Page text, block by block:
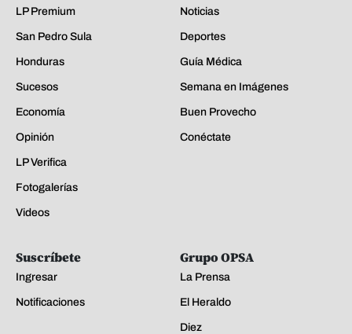
LP Premium
San Pedro Sula
Honduras
Sucesos
Economía
Opinión
LP Verifica
Fotogalerías
Videos
Noticias
Deportes
Guía Médica
Semana en Imágenes
Buen Provecho
Conéctate
Suscríbete
Ingresar
Notificaciones
Grupo OPSA
La Prensa
El Heraldo
Diez